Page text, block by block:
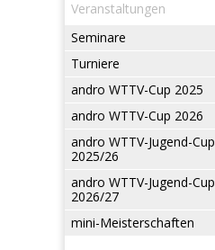
Veranstaltungen
Seminare
Turniere
andro WTTV-Cup 2025
andro WTTV-Cup 2026
andro WTTV-Jugend-Cup
2025/26
andro WTTV-Jugend-Cup
2026/27
mini-Meisterschaften